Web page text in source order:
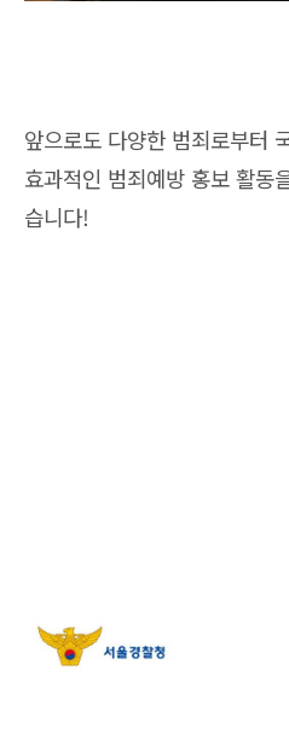
앞으로도 다양한 범죄로부터
효과적인 범죄예방 홍보 활동
습니다!